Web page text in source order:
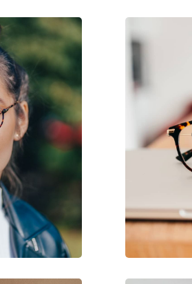
23 mm
235 γρ
Ναι
Όχι
Όχι
Unisex
Γυαλιά οράσεως